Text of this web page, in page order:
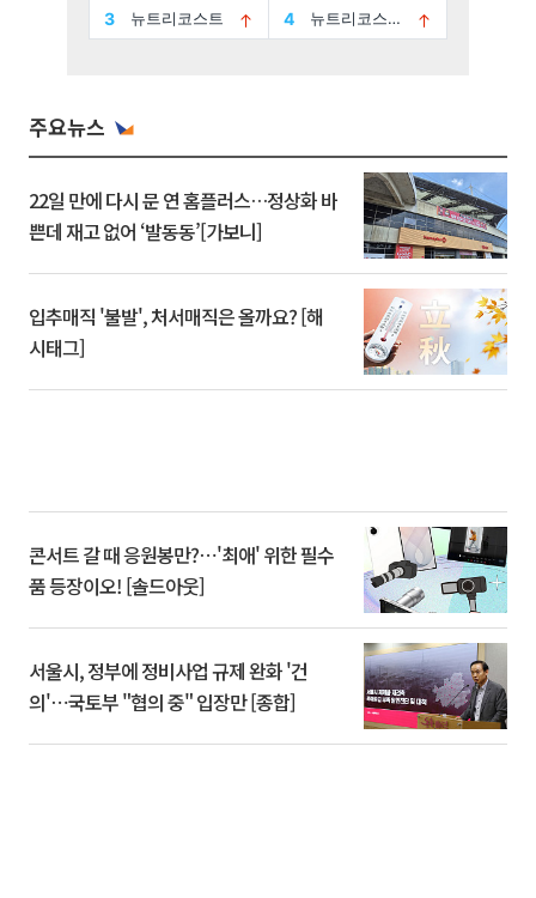
주요뉴스
22일 만에 다시 문 연 홈플러스…정상화 바
쁜데 재고 없어 ‘발동동’[가보니]
입추매직 '불발', 처서매직은 올까요? [해
시태그]
콘서트 갈 때 응원봉만?⋯'최애' 위한 필수
품 등장이오! [솔드아웃]
서울시, 정부에 정비사업 규제 완화 '건
의'⋯국토부 "협의 중" 입장만 [종합]